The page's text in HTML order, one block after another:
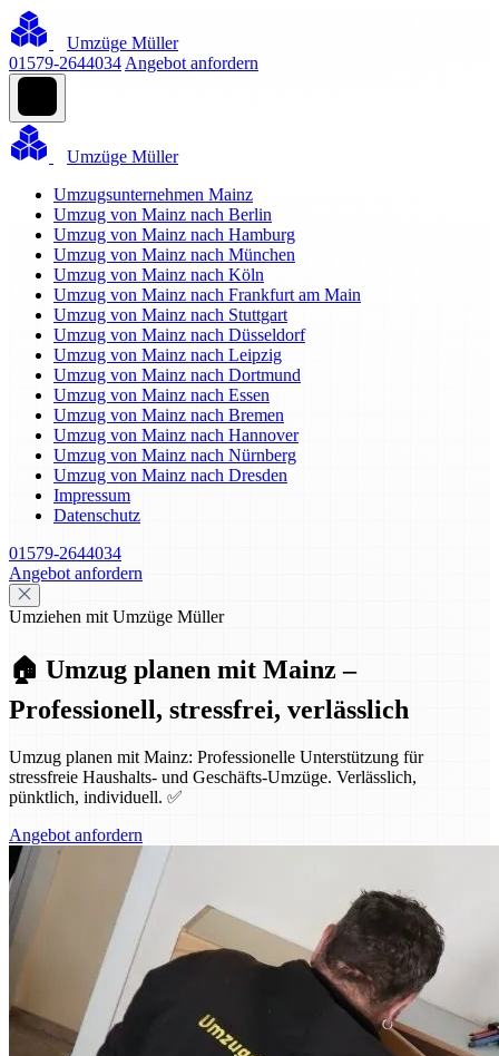
Umzüge Müller
01579-2644034 Angebot anfordern
Umzüge Müller
Umzugsunternehmen Mainz
Umzug von Mainz nach Berlin
Umzug von Mainz nach Hamburg
Umzug von Mainz nach München
Umzug von Mainz nach Köln
Umzug von Mainz nach Frankfurt am Main
Umzug von Mainz nach Stuttgart
Umzug von Mainz nach Düsseldorf
Umzug von Mainz nach Leipzig
Umzug von Mainz nach Dortmund
Umzug von Mainz nach Essen
Umzug von Mainz nach Bremen
Umzug von Mainz nach Hannover
Umzug von Mainz nach Nürnberg
Umzug von Mainz nach Dresden
Impressum
Datenschutz
01579-2644034
Angebot anfordern
Umziehen mit Umzüge Müller
🏠 Umzug planen mit Mainz –
Professionell, stressfrei, verlässlich
Umzug planen mit Mainz: Professionelle Unterstützung für
stressfreie Haushalts- und Geschäfts-Umzüge. Verlässlich,
pünktlich, individuell. ✅
Angebot anfordern